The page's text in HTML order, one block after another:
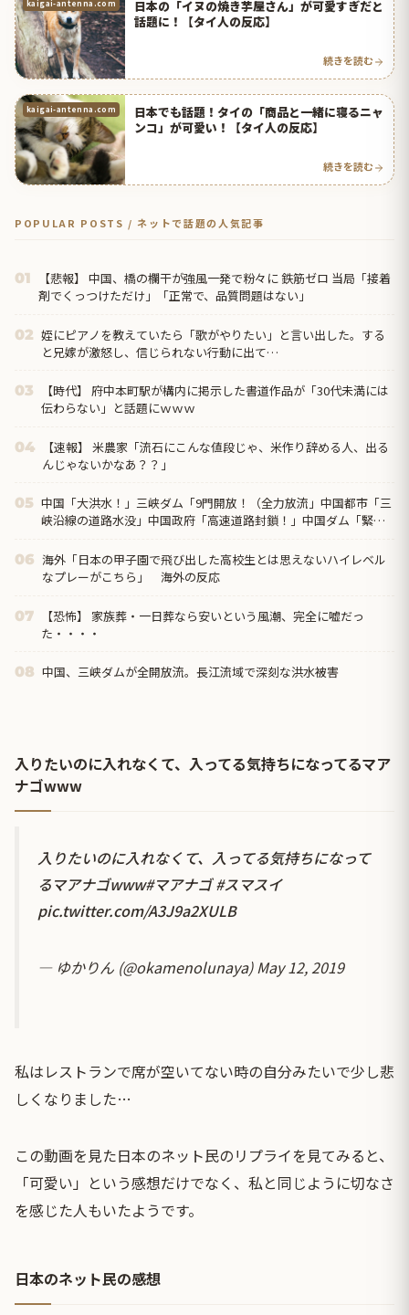
kaigai-antenna.com
日本の「イヌの焼き芋屋さん」が可愛すぎだと
話題に！【タイ人の反応】
続きを読む
kaigai-antenna.com
日本でも話題！タイの「商品と一緒に寝るニャ
ンコ」が可愛い！【タイ人の反応】
続きを読む
POPULAR POSTS / ネットで話題の人気記事
01
【悲報】 中国、橋の欄干が強風一発で粉々に 鉄筋ゼロ 当局「接着
剤でくっつけただけ」「正常で、品質問題はない」
02 姪にピアノを教えていたら「歌がやりたい」と言い出した。する
と兄嫁が激怒し、信じられない行動に出て…
03
【時代】 府中本町駅が構内に掲示した書道作品が「30代未満には
伝わらない」と話題にｗｗｗ
04
【速報】 米農家「流石にこんな値段じゃ、米作り辞める人、出る
んじゃないかなあ？？」
05 中国「大洪水！」三峡ダム「9門開放！（全力放流」中国都市「三
峡沿線の道路水没」中国政府「高速道路封鎖！」中国ダム「緊急
06 海外「日本の甲子園で飛び出した高校生とは思えないハイレベル
なプレーがこちら」 海外の反応
07
【恐怖】 家族葬・一日葬なら安いという風潮、完全に嘘だっ
た・・・・
08 中国、三峡ダムが全開放流。長江流域で深刻な洪水被害
入りたいのに入れなくて、入ってる気持ちになってるマア
ナゴwww
入りたいのに入れなくて、入ってる気持ちになって
るマアナゴwww#マアナゴ #スマスイ
pic.twitter.com/A3J9a2XULB
— ゆかりん (@okamenolunaya)May 12, 2019
私はレストランで席が空いてない時の自分みたいで少し悲
しくなりました…
この動画を見た日本のネット民のリプライを見てみると、
「可愛い」という感想だけでなく、私と同じように切なさ
を感じた人もいたようです。
日本のネット民の感想